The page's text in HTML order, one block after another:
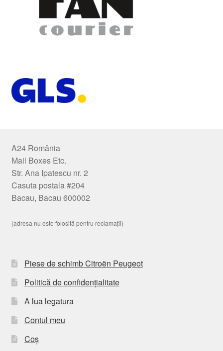
A24 România
Mail Boxes Etc.
Str. Ana Ipatescu nr. 2
Casuta postala #204
Bacau, Bacau 600002
(adresa nu este folosită pentru reclamații)
Piese de schimb Citroën Peugeot
Politică de confidențialitate
A lua legatura
Contul meu
Coș